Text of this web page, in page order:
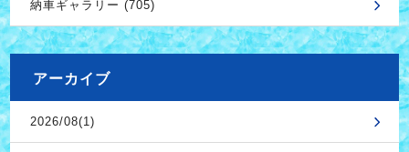
納車ギャラリー (705)
アーカイブ
2026/08(1)